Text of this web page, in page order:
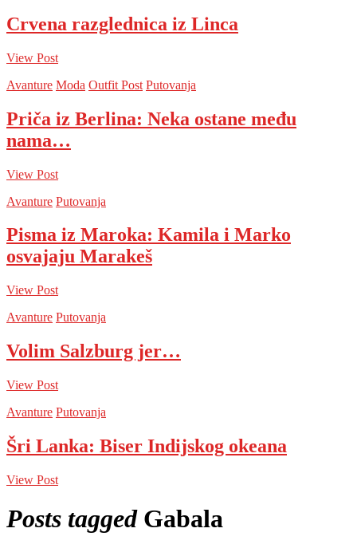
Crvena razglednica iz Linca
View Post
Avanture Moda Outfit Post Putovanja
Priča iz Berlina: Neka ostane među
nama…
View Post
Avanture Putovanja
Pisma iz Maroka: Kamila i Marko
osvajaju Marakeš
View Post
Avanture Putovanja
Volim Salzburg jer…
View Post
Avanture Putovanja
Šri Lanka: Biser Indijskog okeana
View Post
Posts tagged Gabala